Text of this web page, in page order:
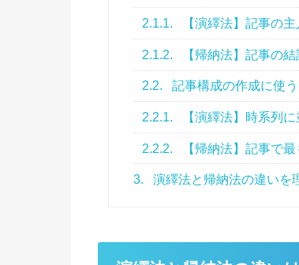
2.1.1. 【演繹法】記事の
2.1.2. 【帰納法】記事の
2.2. 記事構成の作成に使う
2.2.1. 【演繹法】時系列
2.2.2. 【帰納法】記事で
3. 演繹法と帰納法の違いを